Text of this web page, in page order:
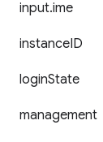
input.ime
instanceID
loginState
management